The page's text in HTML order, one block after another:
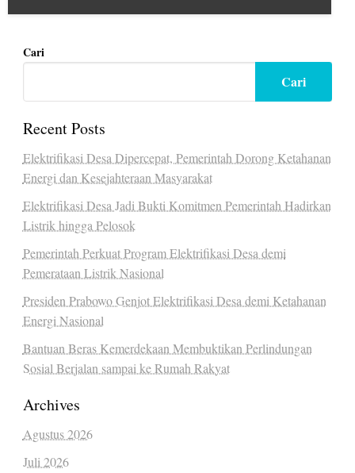
Cari
Cari
Recent Posts
Elektrifikasi Desa Dipercepat, Pemerintah Dorong Ketahanan
Energi dan Kesejahteraan Masyarakat
Elektrifikasi Desa Jadi Bukti Komitmen Pemerintah Hadirkan
Listrik hingga Pelosok
Pemerintah Perkuat Program Elektrifikasi Desa demi
Pemerataan Listrik Nasional
Presiden Prabowo Genjot Elektrifikasi Desa demi Ketahanan
Energi Nasional
Bantuan Beras Kemerdekaan Membuktikan Perlindungan
Sosial Berjalan sampai ke Rumah Rakyat
Archives
Agustus 2026
Juli 2026